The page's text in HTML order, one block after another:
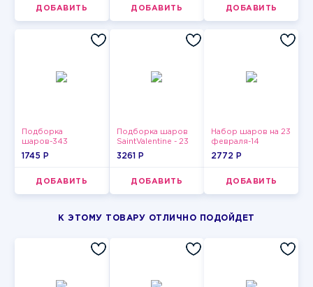
ДОБАВИТЬ ДОБАВИТЬ ДОБАВИТЬ
Подборка
шаров-343
1745 P
ДОБАВИТЬ
Подборка шаров
SaintValentine - 23
3261 P
ДОБАВИТЬ
Набор шаров на 23
февраля-14
2772 P
ДОБАВИТЬ
К ЭТОМУ ТОВАРУ ОТЛИЧНО ПОДОЙДЕТ